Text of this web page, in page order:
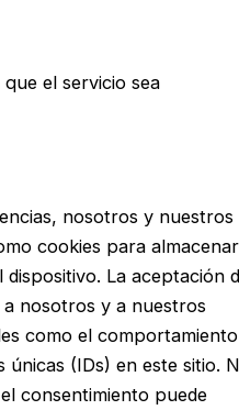
el servicio sea
nosotros y nuestros
cookies para almacenar
La aceptación
nosotros y a nuestros
como el comportamiento
únicas (IDs) en este sitio.
consentimiento puede